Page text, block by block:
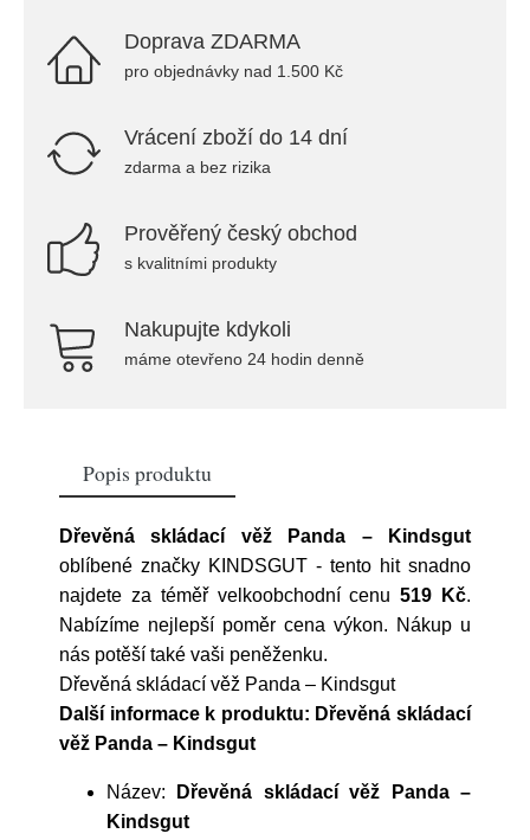
Doprava ZDARMA
pro objednávky nad 1.500 Kč
Vrácení zboží do 14 dní
zdarma a bez rizika
Prověřený český obchod
s kvalitními produkty
Nakupujte kdykoli
máme otevřeno 24 hodin denně
Popis produktu
Dřevěná skládací věž Panda – Kindsgut
oblíbené značky KINDSGUT - tento hit snadno
najdete za téměř velkoobchodní cenu519 Kč.
Nabízíme nejlepší poměr cena výkon. Nákup u
nás potěší také vaši peněženku.
Dřevěná skládací věž Panda – Kindsgut
Další informace k produktu: Dřevěná skládací
věž Panda – Kindsgut
Název:
Dřevěná skládací věž Panda –
Kindsgut